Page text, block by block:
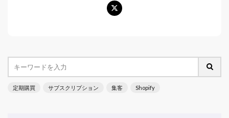
定期購買 サブスクリプション 集客 Shopify